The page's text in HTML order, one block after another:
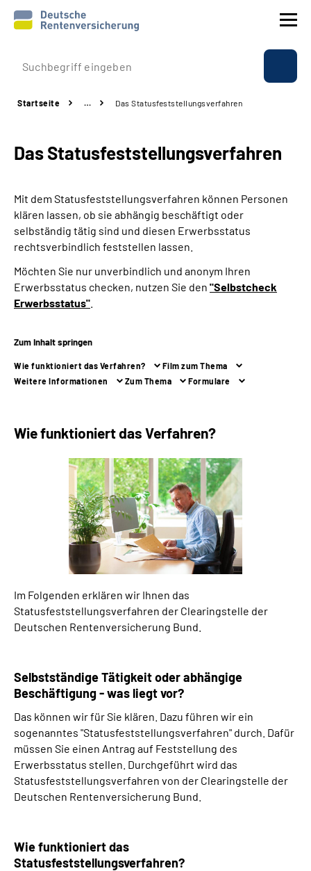
Prävention
Rente
Beratung & Kontakt
Experten
Über uns & Presse
Online-Services
Suche
Language
Leichte Sprache
Mein Kundenportal
Startseite … Das Statusfeststellungs­verfahren
Das Statusfeststellungs­verfahren
Mit dem Statusfeststellungsverfahren können Personen
klären lassen, ob sie abhängig beschäftigt oder
selbständig tätig sind und diesen Erwerbsstatus
rechtsverbindlich feststellen lassen.
Möchten Sie nur unverbindlich und anonym Ihren
Erwerbsstatus checken, nutzen Sie den "Selbstcheck
Erwerbsstatus"
Zum Inhalt springen
Wie funktioniert das Verfahren?
Film zum Thema
Weitere Informationen
Zum Thema Formulare
Wie funktioniert das Verfahren?
Im Folgenden erklären wir Ihnen das
Statusfeststellungsverfahren der Clearingstelle der
Deutschen Rentenversicherung Bund.
Selbstständige Tätigkeit oder abhängige
Beschäftigung - was liegt vor?
Das können wir für Sie klären. Dazu führen wir ein
sogenanntes "Statusfeststellungsverfahren" durch. Dafür
müssen Sie einen Antrag auf Feststellung des
Erwerbsstatus stellen. Durchgeführt wird das
Statusfeststellungsverfahren von der Clearingstelle der
Deutschen Rentenversicherung Bund.
Wie funktioniert das
Statusfeststellungsverfahren?